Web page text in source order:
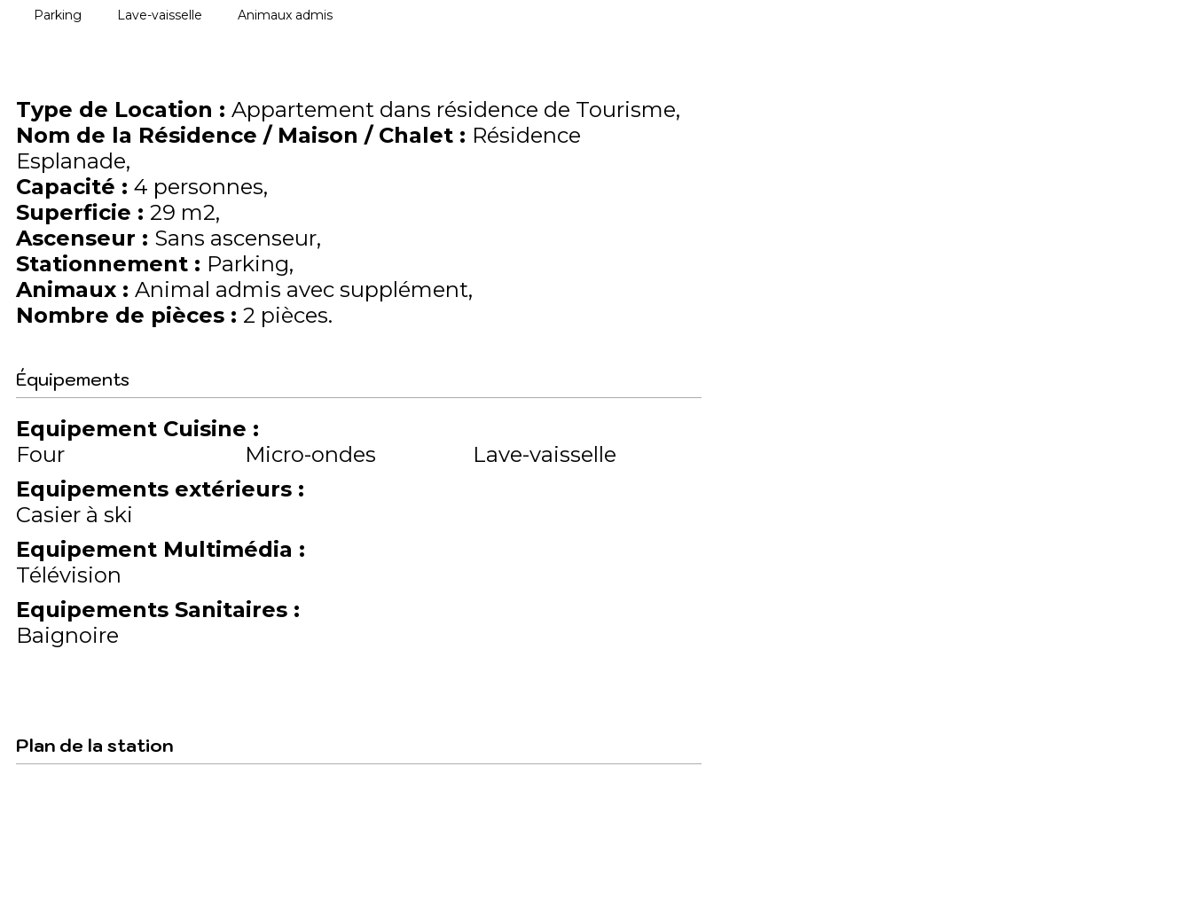
Parking Lave-vaisselle Animaux admis
Type de Location : Appartement dans résidence de Tourisme
Nom de la Résidence / Maison / Chalet : Résidence
Esplanade
Capacité : 4 personnes
Superficie : 29 m2
Ascenseur : Sans ascenseur
Stationnement : Parking
Animaux : Animal admis avec supplément
Nombre de pièces : 2 pièces
Équipements
Equipement Cuisine :
Four
Micro-ondes
Lave-vaisselle
Equipements extérieurs :
Casier à ski
Equipement Multimédia :
Télévision
Equipements Sanitaires :
Baignoire
Plan de la station